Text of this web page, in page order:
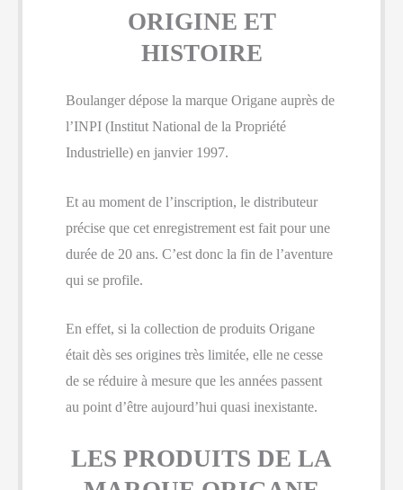
ORIGINE ET
HISTOIRE
Boulanger dépose la marque Origane auprès de
l’INPI (Institut National de la Propriété
Industrielle) en janvier 1997.
Et au moment de l’inscription, le distributeur
précise que cet enregistrement est fait pour une
durée de 20 ans. C’est donc la fin de l’aventure
qui se profile.
En effet, si la collection de produits Origane
était dès ses origines très limitée, elle ne cesse
de se réduire à mesure que les années passent
au point d’être aujourd’hui quasi inexistante.
LES PRODUITS DE LA